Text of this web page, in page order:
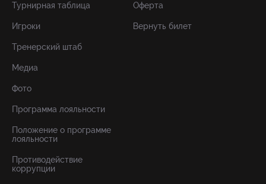
Турнирная таблица
Игроки
Тренерский штаб
Медиа
Фото
Программа лояльности
Положение о программе
лояльности
Противодействие
коррупции
Оферта
Вернуть билет